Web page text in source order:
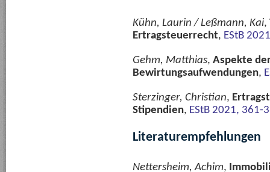
Kühn, Laurin / Leßmann, Kai,
Ertragsteuerrecht, EStB
Gehm, Matthias, Aspekte
Bewirtungsaufwendungen,
Sterzinger, Christian,
Stipendien, EStB 2021, 361-
Literaturempfehlungen
Nettersheim, Achim,